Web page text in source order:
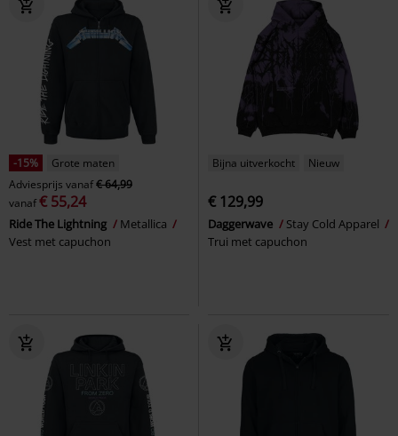
-15%
Grote maten
Adviesprijs vanaf€ 64,99
vanaf€ 55,24
Ride The Lightning
Metallica
Vest met capuchon
Bijna uitverkocht Nieuw
€ 129,99
Daggerwave
Stay Cold Apparel
Trui met capuchon